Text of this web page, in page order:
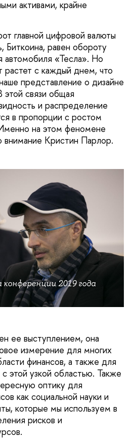
активами, крайне
главной цифровой валюты
Биткоина, равен обороту
автомобиля «Тесла». Но
растет с каждый днем, что
представление о дизайне
этой связи общая
и распределение
в пропорции с ростом
на этом феномене
внимание Кристин Парлор.
2019 года
ее выступлением, она
измерение для многих
финансов, а также для
этой узкой областью. Также
оптику для
как социальной науки и
которые мы используем в
рисков и